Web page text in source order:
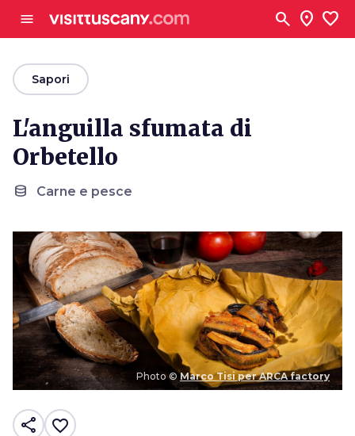
menu search location_on favorite
arrow_backSapori
L'anguilla sfumata di
Orbetello
database Carne e pesce
Photo © Marco Tisi per ARCA factory
share favorite_border